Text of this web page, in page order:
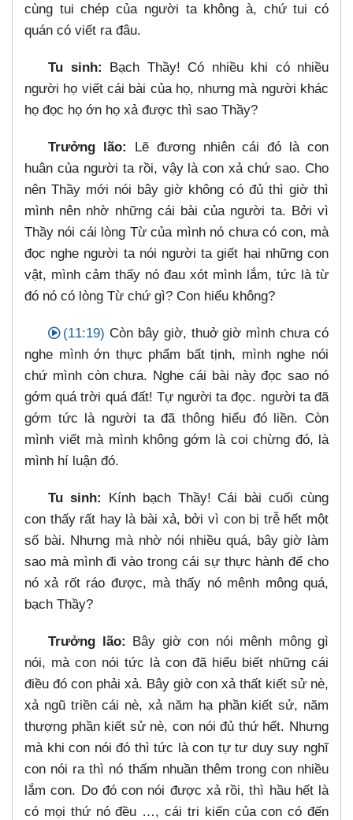
cùng tui chép của người ta không à, chứ tui có
quán có viết ra đâu.
Tu sinh: Bạch Thầy! Có nhiều khi có nhiều
người họ viết cái bài của họ, nhưng mà người khác
họ đọc họ ớn họ xả được thì sao Thầy?
Trưởng lão: Lẽ đương nhiên cái đó là con
huân của người ta rồi, vậy là con xả chứ sao. Cho
nên Thầy mới nói bây giờ không có đủ thì giờ thì
mình nên nhờ những cái bài của người ta. Bởi vì
Thầy nói cái lòng Từ của mình nó chưa có con, mà
đọc nghe người ta nói người ta giết hại những con
vật, mình cảm thấy nó đau xót mình lắm, tức là từ
đó nó có lòng Từ chứ gì? Con hiểu không?
(11:19) Còn bây giờ, thuở giờ mình chưa có
nghe mình ớn thực phẩm bất tịnh, mình nghe nói
chứ mình còn chưa. Nghe cái bài này đọc sao nó
gớm quá trời quá đất! Tự người ta đọc. người ta đã
gớm tức là người ta đã thông hiểu đó liền. Còn
mình viết mà mình không gớm là coi chừng đó, là
mình hí luận đó.
Tu sinh: Kính bạch Thầy! Cái bài cuối cùng
con thấy rất hay là bài xả, bởi vì con bị trễ hết một
số bài. Nhưng mà nhờ nói nhiều quá, bây giờ làm
sao mà mình đi vào trong cái sự thực hành để cho
nó xả rốt ráo được, mà thấy nó mênh mông quá,
bạch Thầy?
Trưởng lão: Bây giờ con nói mênh mông gì
nói, mà con nói tức là con đã hiểu biết những cái
điều đó con phải xả. Bây giờ con xả thất kiết sử nè,
xả ngũ triền cái nè, xả năm hạ phần kiết sử, năm
thượng phần kiết sử nè, con nói đủ thứ hết. Nhưng
mà khi con nói đó thì tức là con tự tư duy suy nghĩ
con nói ra thì nó thấm nhuần thêm trong con nhiều
lắm con. Do đó con nói được xả rồi, thì hầu hết là
có mọi thứ nó đều …​, cái tri kiến của con có đến